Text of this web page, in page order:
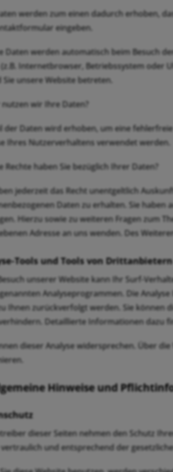
werden zum einen dadurch erhoben,
eingeben.
Daten werden automatisch beim Besuch
(z.B. Internetbrowser, Betriebssystem oder
Sie unsere Website betreten.
wir Ihre Daten?
der Daten wird erhoben, um eine
Ihres Nutzerverhaltens verwendet werden.
Rechte haben Sie bezüglich Ihrer Daten?
jederzeit das Recht unentgeltlich
Daten zu erhalten. Sie haben
Hierzu sowie zu weiteren Fragen zum
Adresse an uns wenden. Des
Tools und Tools von Drittanbietern
unserer Website kann Ihr Surf-
Analyseprogrammen. Die
Ihnen zurückverfolgt werden. Sie können
Detaillierte Informationen dazu
dieser Analyse widersprechen. Über
Hinweise und
dieser Seiten nehmen den Schutz
vertraulich und entsprechend der